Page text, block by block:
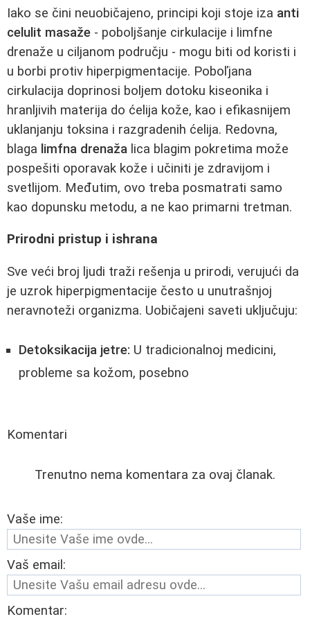
Iako se čini neuobičajeno, principi koji stoje iza anti
celulit masaže - poboljšanje cirkulacije i limfne
drenaže u ciljanom području - mogu biti od koristi i
u borbi protiv hiperpigmentacije. Poboľjana
cirkulacija doprinosi boljem dotoku kiseonika i
hranljivih materija do ćelija kože, kao i efikasnijem
uklanjanju toksina i razgradenih ćelija. Redovna,
blaga limfna drenaža lica blagim pokretima može
pospešiti oporavak kože i učiniti je zdravijom i
svetlijom. Međutim, ovo treba posmatrati samo
kao dopunsku metodu, a ne kao primarni tretman.
Prirodni pristup i ishrana
Sve veći broj ljudi traži rešenja u prirodi, verujući da
je uzrok hiperpigmentacije često u unutrašnjoj
neravnoteži organizma. Uobičajeni saveti uključuju:
Detoksikacija jetre: U tradicionalnoj medicini,
probleme sa kožom, posebno
Komentari
Trenutno nema komentara za ovaj članak.
Vaše ime:
Vaš email:
Komentar: